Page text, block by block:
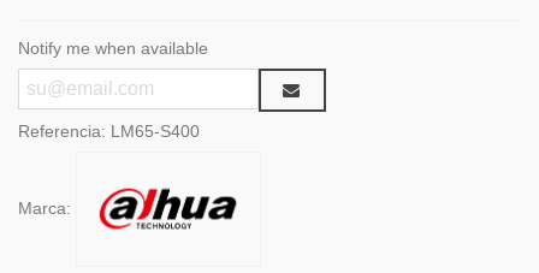
Notify me when available
Referencia: LM65-S400
Marca: